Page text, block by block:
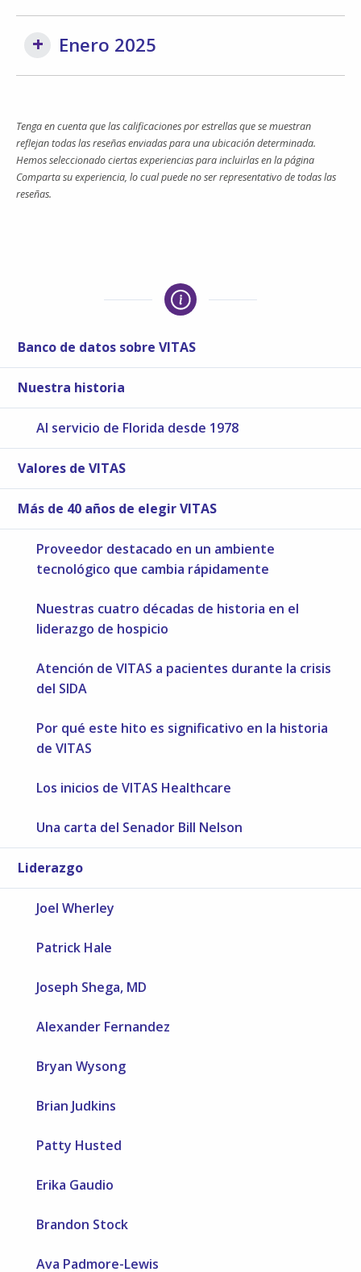
Enero 2025
Tenga en cuenta que las calificaciones por estrellas que se muestran
reflejan todas las reseñas enviadas para una ubicación determinada.
Hemos seleccionado ciertas experiencias para incluirlas en la página
Comparta su experiencia, lo cual puede no ser representativo de todas las
reseñas.
Banco de datos sobre VITAS
Nuestra historia
Al servicio de Florida desde 1978
Valores de VITAS
Más de 40 años de elegir VITAS
Proveedor destacado en un ambiente
tecnológico que cambia rápidamente
Nuestras cuatro décadas de historia en el
liderazgo de hospicio
Atención de VITAS a pacientes durante la crisis
del SIDA
Por qué este hito es significativo en la historia
de VITAS
Los inicios de VITAS Healthcare
Una carta del Senador Bill Nelson
Liderazgo
Joel Wherley
Patrick Hale
Joseph Shega, MD
Alexander Fernandez
Bryan Wysong
Brian Judkins
Patty Husted
Erika Gaudio
Brandon Stock
Ava Padmore-Lewis